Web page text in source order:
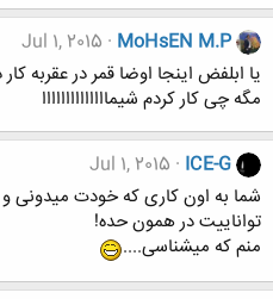
MoHsEN M.P
Jul 1, 2015
یا ابلفض اینجا اوضا قمر در عقربه
مگه چی کار کردم شیماااااااااااااا
ICE-G
Jul 1, 2015
شما به اون کاری که خودت
تواناییت در همون حده!
منم که میشناسی....